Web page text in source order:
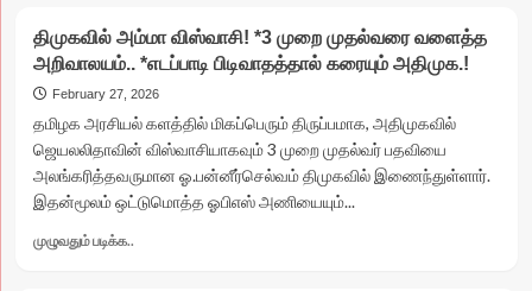
கழுத்தில்
பச்சைத்
துண்டு..
அனல்
பறந்த
அரசியல்
பேச்சு..
தஞ்சையில்
மாஸ்
விஜய்!
திமுகவில் அம்மா விஸ்வாசி! *3 முறை முதல்வரை வளைத்த
அறிவாலயம்.. *எடப்பாடி பிடிவாதத்தால் கரையும் அதிமுக.!
February 27, 2026
தமிழக அரசியல் களத்தில் மிகப்பெரும் திருப்பமாக, அதிமுகவில்
ஜெயலலிதாவின் விஸ்வாசியாகவும் 3 முறை முதல்வர் பதவியை
அலங்கரித்தவருமான ஓ.பன்னீர்செல்வம் திமுகவில் இணைந்துள்ளார்.
இதன்மூலம் ஒட்டுமொத்த ஓபிஎஸ் அணியையும்...
முழுவதும் படிக்க..